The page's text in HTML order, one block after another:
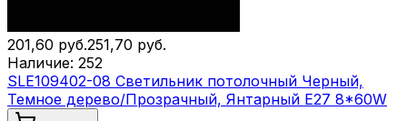
201,60 руб.251,70 руб.
Наличие: 252
SLE109402-08 Светильник потолочный Черный,
Темное дерево/Прозрачный, Янтарный E27 8*60W